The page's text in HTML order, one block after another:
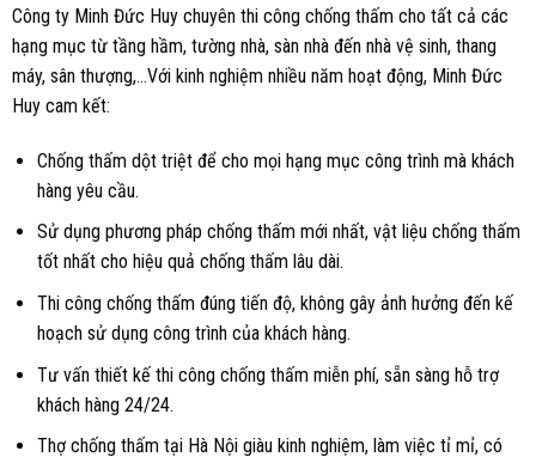
Công ty Minh Đức Huy chuyên thi công chống thấm cho tất cả các
hạng mục từ tầng hầm, tường nhà, sàn nhà đến nhà vệ sinh, thang
máy, sân thượng,…Với kinh nghiệm nhiều năm hoạt động, Minh Đức
Huy cam kết:
Chống thấm dột triệt để cho mọi hạng mục công trình mà khách
hàng yêu cầu.
Sử dụng phương pháp chống thấm mới nhất, vật liệu chống thấm
tốt nhất cho hiệu quả chống thấm lâu dài.
Thi công chống thấm đúng tiến độ, không gây ảnh hưởng đến kế
hoạch sử dụng công trình của khách hàng.
Tư vấn thiết kế thi công chống thấm miễn phí, sẵn sàng hỗ trợ
khách hàng 24/24.
Thợ chống thấm tại Hà Nội giàu kinh nghiệm, làm việc tỉ mỉ, có